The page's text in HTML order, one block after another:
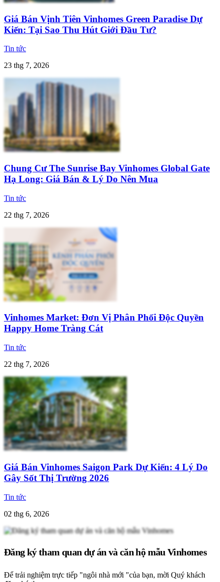
Giá Bán Vịnh Tiên Vinhomes Green Paradise Dự
Kiến: Tại Sao Thu Hút Giới Đầu Tư?
Tin tức
23 thg 7, 2026
Chung Cư The Sunrise Bay Vinhomes Global Gate
Hạ Long: Giá Bán & Lý Do Nên Mua
Tin tức
22 thg 7, 2026
Vinhomes Market: Đơn Vị Phân Phối Độc Quyền
Happy Home Tràng Cát
Tin tức
22 thg 7, 2026
Giá Bán Vinhomes Saigon Park Dự Kiến: 4 Lý Do
Gây Sốt Thị Trường 2026
Tin tức
02 thg 6, 2026
Đăng ký tham quan dự án và căn hộ mẫu Vinhomes
Để trải nghiệm trực tiếp "ngôi nhà mới "của bạn, mời Quý khách